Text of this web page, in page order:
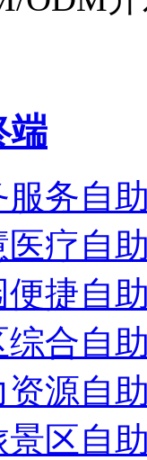
端
服务自
医疗自
便捷自
综合自
资源自
景区自